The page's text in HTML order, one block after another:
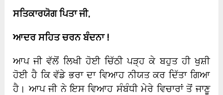
ਸਤਿਕਾਰਯੋਗ ਪਿਤਾ ਜੀ,
ਆਦਰ ਸਹਿਤ ਚਰਨ ਬੰਦਨਾ !
ਆਪ ਜੀ ਵੱਲੋਂ ਲਿਖੀ ਹੋਈ ਚਿੱਠੀ ਪੜ੍ਹ ਕੇ ਬਹੁਤ ਹੀ ਖੁਸ਼ੀ
ਹੋਈ ਹੈ ਕਿ ਵੱਡੇ ਭਰਾ ਦਾ ਵਿਆਹ ਨੀਯਤ ਕਰ ਦਿੱਤਾ ਗਿਆ
ਹੈ। ਆਪ ਜੀ ਨੇ ਇਸ ਵਿਆਹ ਸੰਬੰਧੀ ਮੇਰੇ ਵਿਚਾਰਾਂ ਤੋਂ ਜਾਣੂ